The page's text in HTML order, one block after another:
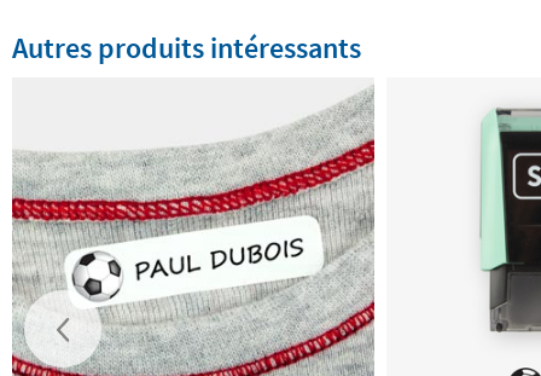
Autres produits intéressants